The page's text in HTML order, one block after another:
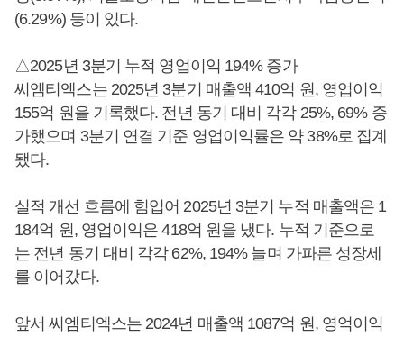
(6.29%) 등이 있다.
△2025년 3분기 누적 영업이익 194% 증가
씨엠티엑스는 2025년 3분기 매출액 410억 원, 영업이익
155억 원을 기록했다. 전년 동기 대비 각각 25%, 69% 증
가했으며 3분기 연결 기준 영업이익률은 약 38%로 집계
됐다.
실적 개선 흐름에 힘입어 2025년 3분기 누적 매출액은 1
184억 원, 영업이익은 418억 원을 냈다. 누적 기준으로
는 전년 동기 대비 각각 62%, 194% 늘며 가파른 성장세
를 이어갔다.
앞서 씨엠티엑스는 2024년 매출액 1087억 원, 영억이익